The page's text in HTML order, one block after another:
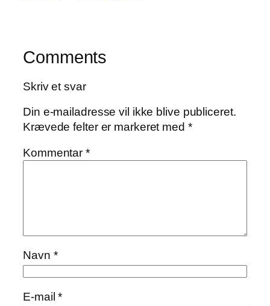
Comments
Skriv et svar
Din e-mailadresse vil ikke blive publiceret.
Krævede felter er markeret med *
Kommentar*
Navn *
E-mail*